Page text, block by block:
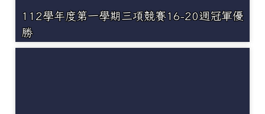
112學年度第一學期三項競賽16-20週冠軍優
勝